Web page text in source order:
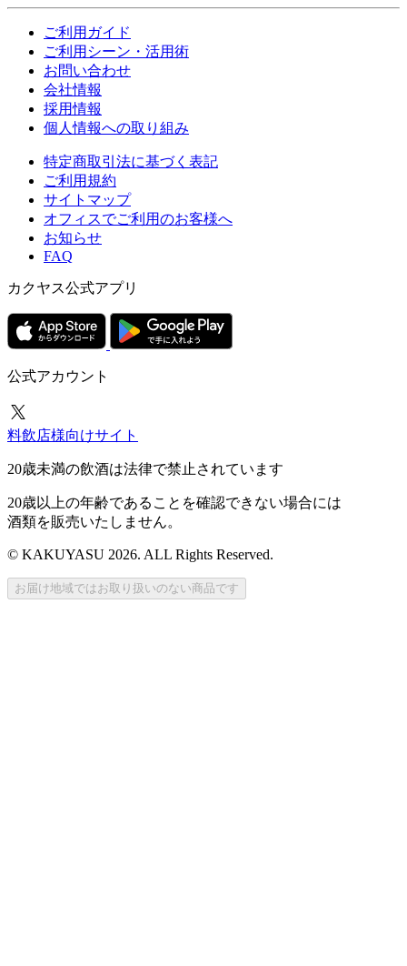
ご利用ガイド
ご利用シーン・活用術
お問い合わせ
会社情報
採用情報
個人情報への取り組み
特定商取引法に基づく表記
ご利用規約
サイトマップ
オフィスでご利用のお客様へ
お知らせ
FAQ
カクヤス公式アプリ
公式アカウント
料飲店様向けサイト
20歳未満の飲酒は法律で禁止されています
20歳以上の年齢であることを確認できない場合には
酒類を販売いたしません。
© KAKUYASU 2026. ALL Rights Reserved.
お届け地域ではお取り扱いのない商品です